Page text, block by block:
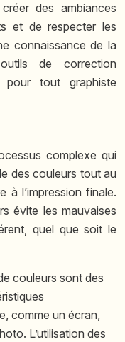
des ambiances
et de respecter les
connaissance de la
de correction
pour tout graphiste
complexe qui
des couleurs tout au
à l’impression finale.
évite les mauvaises
quel que soit le
couleurs sont des
comme un écran,
L’utilisation des